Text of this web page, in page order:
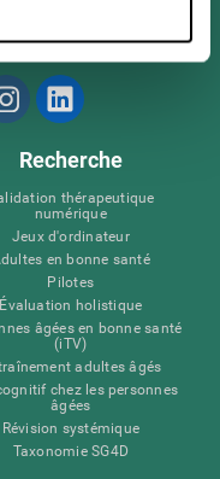
Recherche
thérapeutique
numérique
Jeux d'ordinateur
en bonne santé
Pilotes
Évaluation holistique
âgées en bonne santé
(iTV)
adultes âgés
chez les personnes
âgées
Révision systémique
Taxonomie SG4D